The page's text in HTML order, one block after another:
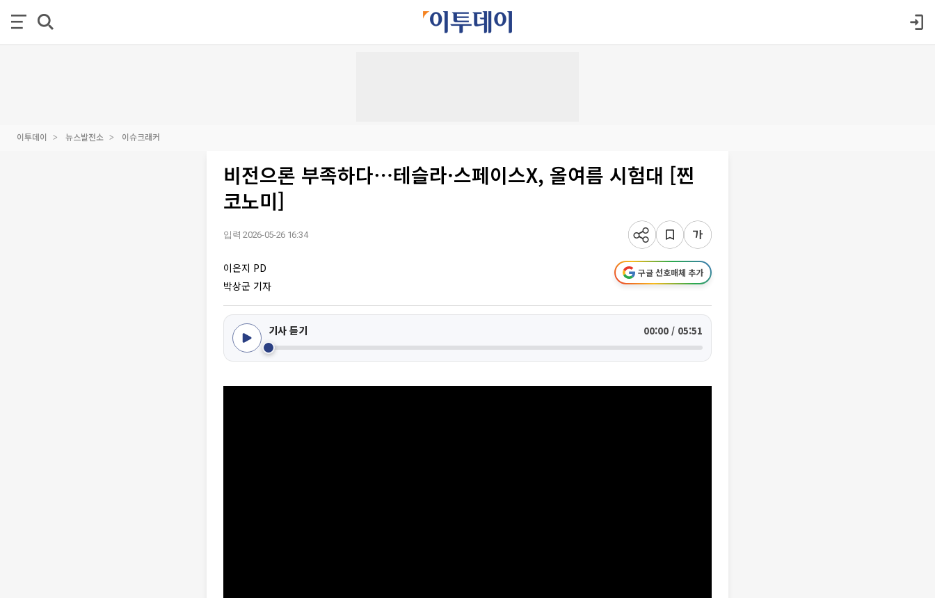
이투데이 뉴스발전소 이슈크래커
비전으론 부족하다⋯테슬라·스페이스X, 올여름 시험대 [찐
코노미]
입력 2026-05-26 16:34
이은지 PD
박상군 기자
구글 선호매체 추가
기사 듣기 00:00 / 05:51